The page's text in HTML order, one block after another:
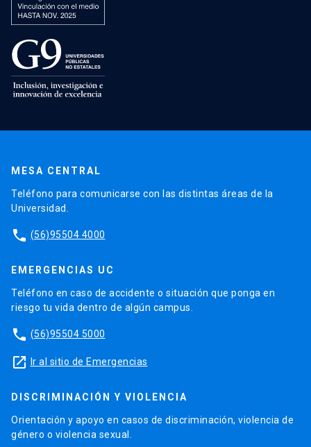
MESA CENTRAL
Teléfono para comunicarse con las distintas áreas de la
Universidad.
phone (56)95504 4000
EMERGENCIAS UC
Teléfono en caso de accidente o situación que ponga en
riesgo tu vida dentro de algún campus.
phone (56)95504 5000
launch Ir al sitio de Emergencias
DISCRIMINACIÓN Y VIOLENCIA
Orientación y apoyo en casos de discriminación, violencia de
género o violencia sexual.